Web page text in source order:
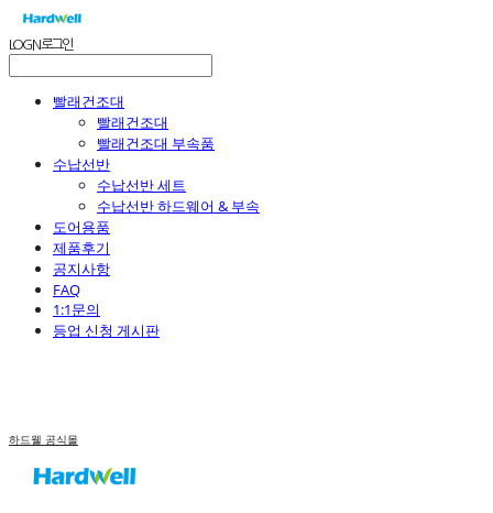
LOG IN로그인
빨래건조대
빨래건조대
빨래건조대 부속품
수납선반
수납선반 세트
수납선반 하드웨어 & 부속
도어용품
제품후기
공지사항
FAQ
1:1문의
등업 신청 게시판
하드웰 공식몰